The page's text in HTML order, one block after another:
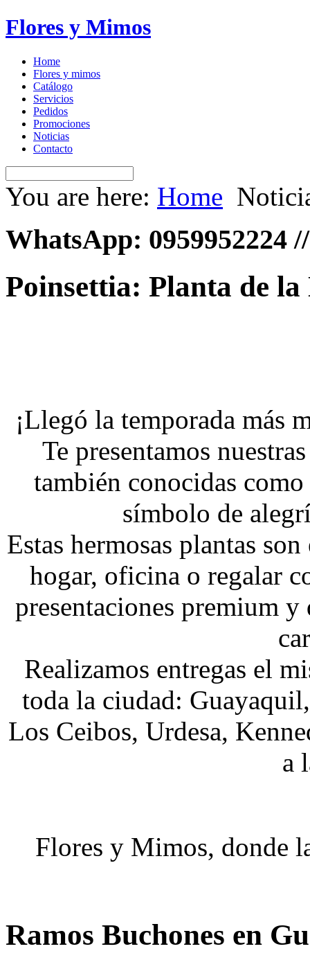
Flores y Mimos
Home
Flores y mimos
Catálogo
Servicios
Pedidos
Promociones
Noticias
Contacto
You are here: Home
WhatsApp: 0959952224
Poinsettia: Planta de
¡Llegó la temporada más
Te presentamos
también conocidas
símbolo de
Estas hermosas plantas
hogar, oficina o regalar
presentaciones premium
Realizamos entregas el
toda la ciudad:
Los Ceibos, Urdesa,
a
Flores y Mimos, donde
Ramos Buchones en